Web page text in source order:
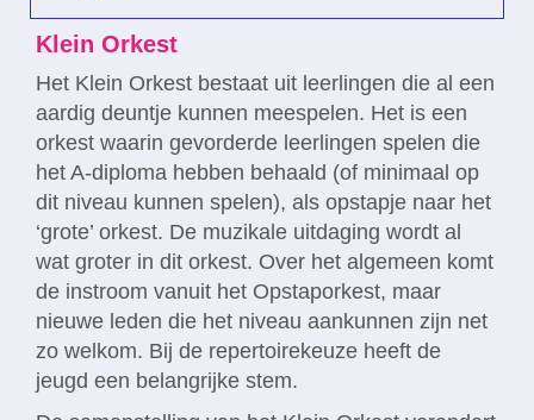
Klein Orkest
Het Klein Orkest bestaat uit leerlingen die al een
aardig deuntje kunnen meespelen. Het is een
orkest waarin gevorderde leerlingen spelen die
het A-diploma hebben behaald (of minimaal op
dit niveau kunnen spelen), als opstapje naar het
‘grote’ orkest. De muzikale uitdaging wordt al
wat groter in dit orkest. Over het algemeen komt
de instroom vanuit het Opstaporkest, maar
nieuwe leden die het niveau aankunnen zijn net
zo welkom. Bij de repertoirekeuze heeft de
jeugd een belangrijke stem.